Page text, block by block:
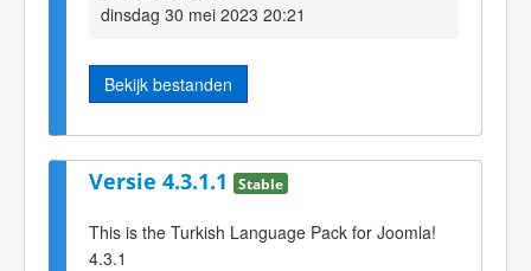
dinsdag 30 mei 2023 20:21
Bekijk bestanden
Versie 4.3.1.1 Stable
This is the Turkish Language Pack for Joomla!
4.3.1